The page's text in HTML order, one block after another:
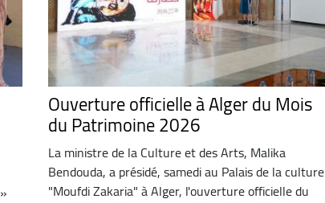
Ouverture officielle à Alger du Mois
du Patrimoine 2026
La ministre de la Culture et des Arts, Malika
Bendouda, a présidé, samedi au Palais de la culture
"Moufdi Zakaria" à Alger, l'ouverture officielle du